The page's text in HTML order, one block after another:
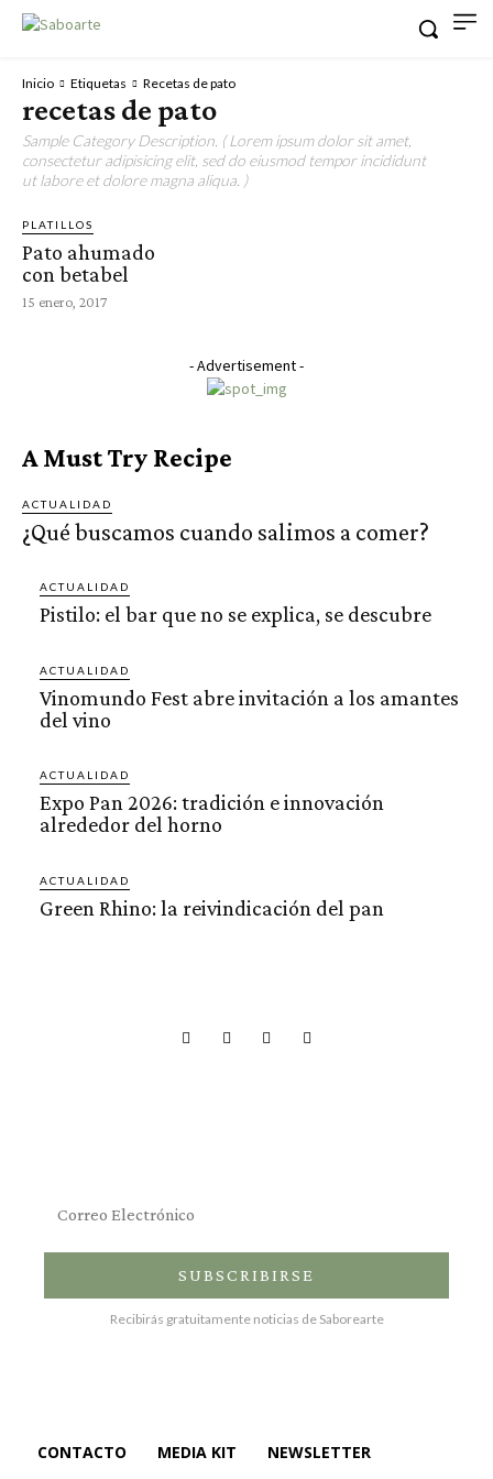
Inicio Etiquetas Recetas de pato
recetas de pato
Sample Category Description. ( Lorem ipsum dolor sit amet,
consectetur adipisicing elit, sed do eiusmod tempor incididunt
ut labore et dolore magna aliqua. )
PLATILLOS
Pato ahumado
con betabel
15 enero, 2017
- Advertisement -
A Must Try Recipe
ACTUALIDAD
¿Qué buscamos cuando salimos a comer?
ACTUALIDAD
Pistilo: el bar que no se explica, se descubre
ACTUALIDAD
Vinomundo Fest abre invitación a los amantes
del vino
ACTUALIDAD
Expo Pan 2026: tradición e innovación
alrededor del horno
ACTUALIDAD
Green Rhino: la reivindicación del pan
SUBSCRIBIRSE
Recibirás gratuitamente noticias de Saborearte
CONTACTO MEDIA KIT NEWSLETTER